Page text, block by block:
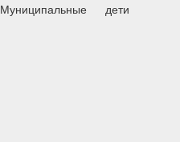
Муниципальные дети